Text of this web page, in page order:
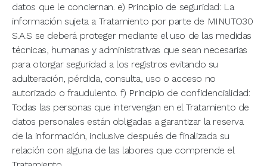
datos que le conciernan. e) Principio de seguridad: La
información sujeta a Tratamiento por parte de MINUTO30
S.A.S se deberá proteger mediante el uso de las medidas
técnicas, humanas y administrativas que sean necesarias
para otorgar seguridad a los registros evitando su
adulteración, pérdida, consulta, uso o acceso no
autorizado o fraudulento. f) Principio de confidencialidad:
Todas las personas que intervengan en el Tratamiento de
datos personales están obligadas a garantizar la reserva
de la información, inclusive después de finalizada su
relación con alguna de las labores que comprende el